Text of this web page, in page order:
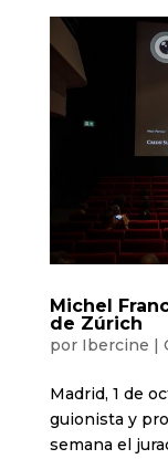
Michel
de Zúrich
por Ibercine
Madrid, 1 de
guionista y
semana el